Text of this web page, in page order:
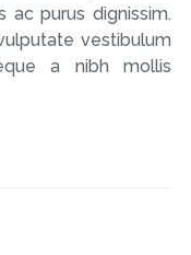
ac purus dignissim.
vestibulum
a nibh mollis